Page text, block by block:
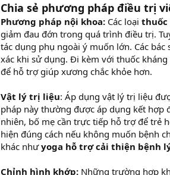
Chia sẻ phương pháp điều trị
Phương pháp nội khoa: Các loại thuốc
giảm đau đớn trong quá trình điều trị.
tác dụng phụ ngoài ý muốn lớn. Các
xác khi sử dụng. Đi kèm với thuốc
để hỗ trợ giúp xương chắc khỏe hơn.
Vật lý trị liệu: Áp dụng vật lý trị liệu
pháp này thường được áp dụng kết hợp
nhiên, bố mẹ cần trực tiếp hỗ trợ để trẻ
hiện đúng cách nếu không muốn bệnh
khác nhưyoga hỗ trợ cải thiện bệnh
Chỉnh hình khớp: Những trường hợp